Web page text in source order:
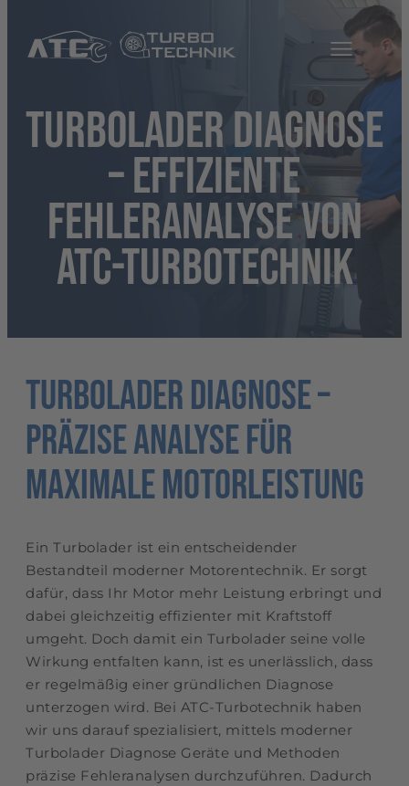
TURBOLADER DIAGNOSE
– EFFIZIENTE
FEHLERANALYSE VON
ATC-TURBOTECHNIK
Turbolader Diagnose –
Präzise Analyse für
maximale Motorleistung
Ein Turbolader ist ein entscheidender
Bestandteil moderner Motorentechnik. Er sorgt
dafür, dass Ihr Motor mehr Leistung erbringt und
dabei gleichzeitig effizienter mit Kraftstoff
umgeht. Doch damit ein Turbolader seine volle
Wirkung entfalten kann, ist es unerlässlich, dass
er regelmäßig einer gründlichen Diagnose
unterzogen wird. Bei ATC-Turbotechnik haben
wir uns darauf spezialisiert, mittels moderner
Turbolader Diagnose Geräte und Methoden
präzise Fehleranalysen durchzuführen. Dadurch